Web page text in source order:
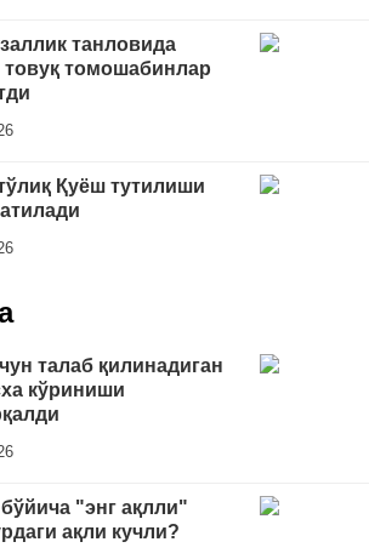
танловида
томошабинлар
Қуёш тутилиши
талаб қилинадиган
кўриниши
"энг ақлли"
ақли кучли?